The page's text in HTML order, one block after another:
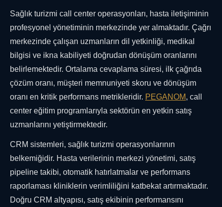
Sağlık turizmi call center operasyonları, hasta iletişiminin
profesyonel yönetiminin merkezinde yer almaktadır. Çağrı
merkezinde çalışan uzmanların dil yetkinliği, medikal
bilgisi ve ikna kabiliyeti doğrudan dönüşüm oranlarını
belirlemektedir. Ortalama cevaplama süresi, ilk çağrıda
çözüm oranı, müşteri memnuniyeti skoru ve dönüşüm
oranı en kritik performans metrikleridir. PEGANOM, call
center eğitim programlarıyla sektörün en yetkin satış
uzmanlarını yetiştirmektedir.
CRM sistemleri, sağlık turizmi operasyonlarının
belkemiğidir. Hasta verilerinin merkezi yönetimi, satış
pipeline takibi, otomatik hatırlatmalar ve performans
raporlaması kliniklerin verimliliğini katbekat artırmaktadır.
Doğru CRM altyapısı, satış ekibinin performansını